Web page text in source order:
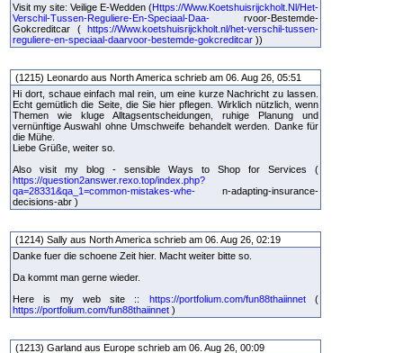
Visit my site: Veilige E-Wedden (Https://Www.Koetshuisrijckholt.Nl/Het-
Verschil-Tussen-Reguliere-En-Speciaal-Daa- rvoor-Bestemde-
Gokcreditcar ( https://Www.koetshuisrijckholt.nl/het-verschil-tussen-
reguliere-en-speciaal-daarvoor-bestemde-gokcreditcar ))
(1215) Leonardo aus North America schrieb am 06. Aug 26, 05:51
Hi dort, schaue einfach mal rein, um eine kurze Nachricht zu lassen.
Echt gemütlich die Seite, die Sie hier pflegen. Wirklich nützlich, wenn
Themen wie kluge Alltagsentscheidungen, ruhige Planung und
vernünftige Auswahl ohne Umschweife behandelt werden. Danke für
die Mühe.
Liebe Grüße, weiter so.
Also visit my blog - sensible Ways to Shop for Services (
https://question2answer.rexo.top/index.php?
qa=28331&qa_1=common-mistakes-whe- n-adapting-insurance-
decisions-abr )
(1214) Sally aus North America schrieb am 06. Aug 26, 02:19
Danke fuer die schoene Zeit hier. Macht weiter bitte so.
Da kommt man gerne wieder.
Here is my web site :: https://portfolium.com/fun88thaiinnet(
https://portfolium.com/fun88thaiinnet )
(1213) Garland aus Europe schrieb am 06. Aug 26, 00:09